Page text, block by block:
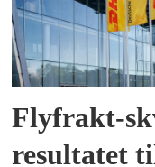
Flyfrakt-
resultatet